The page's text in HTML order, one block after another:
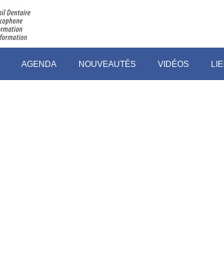
AGENDA NOUVEAUTÉS VIDÉOS